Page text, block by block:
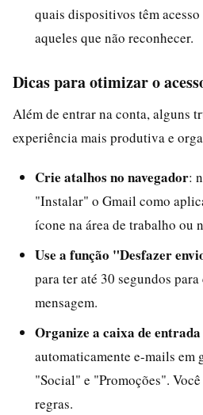
quais dispositivos têm
aqueles que não reconhecer.
Dicas para otimizar o
Além de entrar na conta, alguns
experiência mais produtiva e
Crie atalhos no navegador:
"Instalar" o Gmail como
ícone na área de trabalho ou
Use a função "Desfazer
para ter até 30 segundos
mensagem.
Organize a caixa de entrada
automaticamente e-mails
"Social" e "Promoções".
regras.